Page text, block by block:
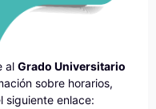
al Grado Universitario
sobre horarios,
siguiente enlace: